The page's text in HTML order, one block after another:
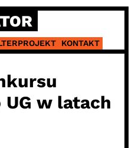
KONTAKT
w latach